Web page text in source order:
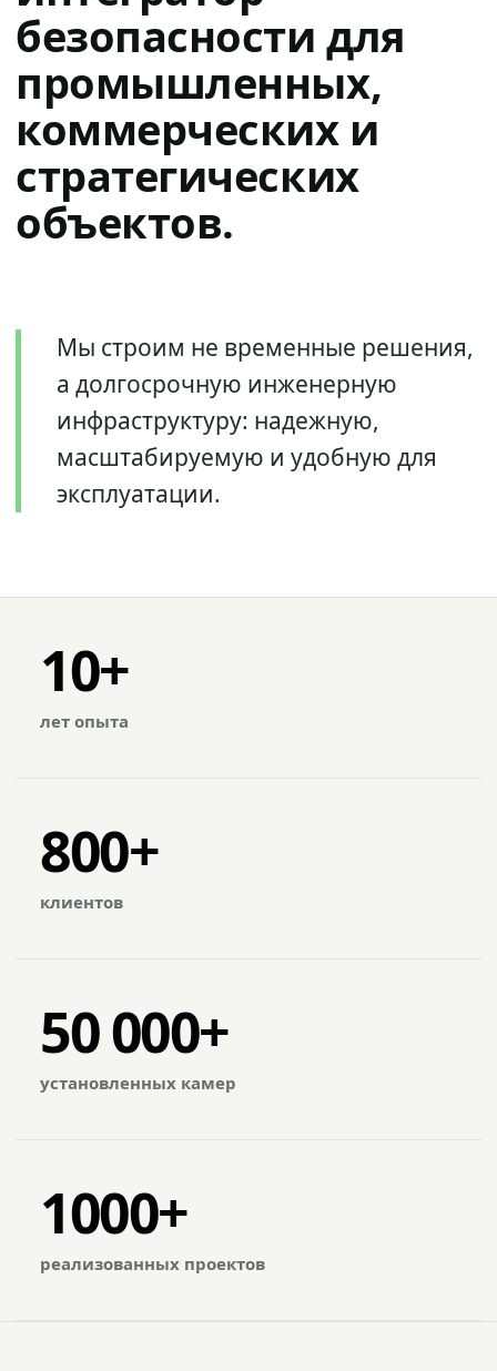
безопасности для
промышленных,
коммерческих и
стратегических
объектов.
Мы строим не временные решения,
а долгосрочную инженерную
инфраструктуру: надежную,
масштабируемую и удобную для
эксплуатации.
10+
лет опыта
800+
клиентов
50 000+
установленных камер
1000+
реализованных проектов